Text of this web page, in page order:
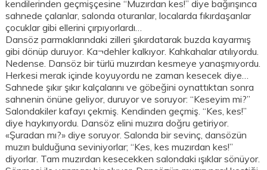
kendilerinden geçmişçesine “Muzırdan kes!” diye bağırışınca
sahnede çalanlar, salonda oturanlar, localarda fıkırdaşanlar
çocuklar gibi ellerini çırpıyorlardı…
Dansöz parmaklarındaki zilleri şıkırdatarak buzda kayarmış
gibi dönüp duruyor. Ka¬dehler kalkıyor. Kahkahalar atılıyordu.
Nedense. Dansöz bir türlü muzırdan kesmeye yanaşmıyordu.
Herkesi merak içinde koyuyordu ne zaman kesecek diye…
Sahnede şıkır şıkır kalçalarını ve göbeğini oynattıktan sonra
sahnenin önüne geliyor, duruyor ve soruyor: “Keseyim mi?”
Salondakiler kafayı çekmiş. Kendinden geçmiş. “Kes, kes!”
diye haykırıyordu. Dansöz elini muzıra doğru getiriyor.
«Şuradan mı?» diye soruyor. Salonda bir sevinç, dansözün
muzırı bulduğuna seviniyorlar; “Kes, kes muzırdan kes!”
diyorlar. Tam muzırdan kesecekken salondaki ışıklar sönüyor.